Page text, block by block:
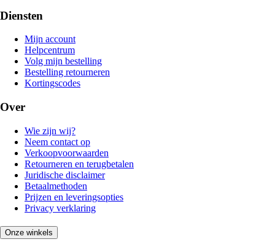
Diensten
Mijn account
Helpcentrum
Volg mijn bestelling
Bestelling retourneren
Kortingscodes
Over
Wie zijn wij?
Neem contact op
Verkoopvoorwaarden
Retourneren en terugbetalen
Juridische disclaimer
Betaalmethoden
Prijzen en leveringsopties
Privacy verklaring
Onze winkels